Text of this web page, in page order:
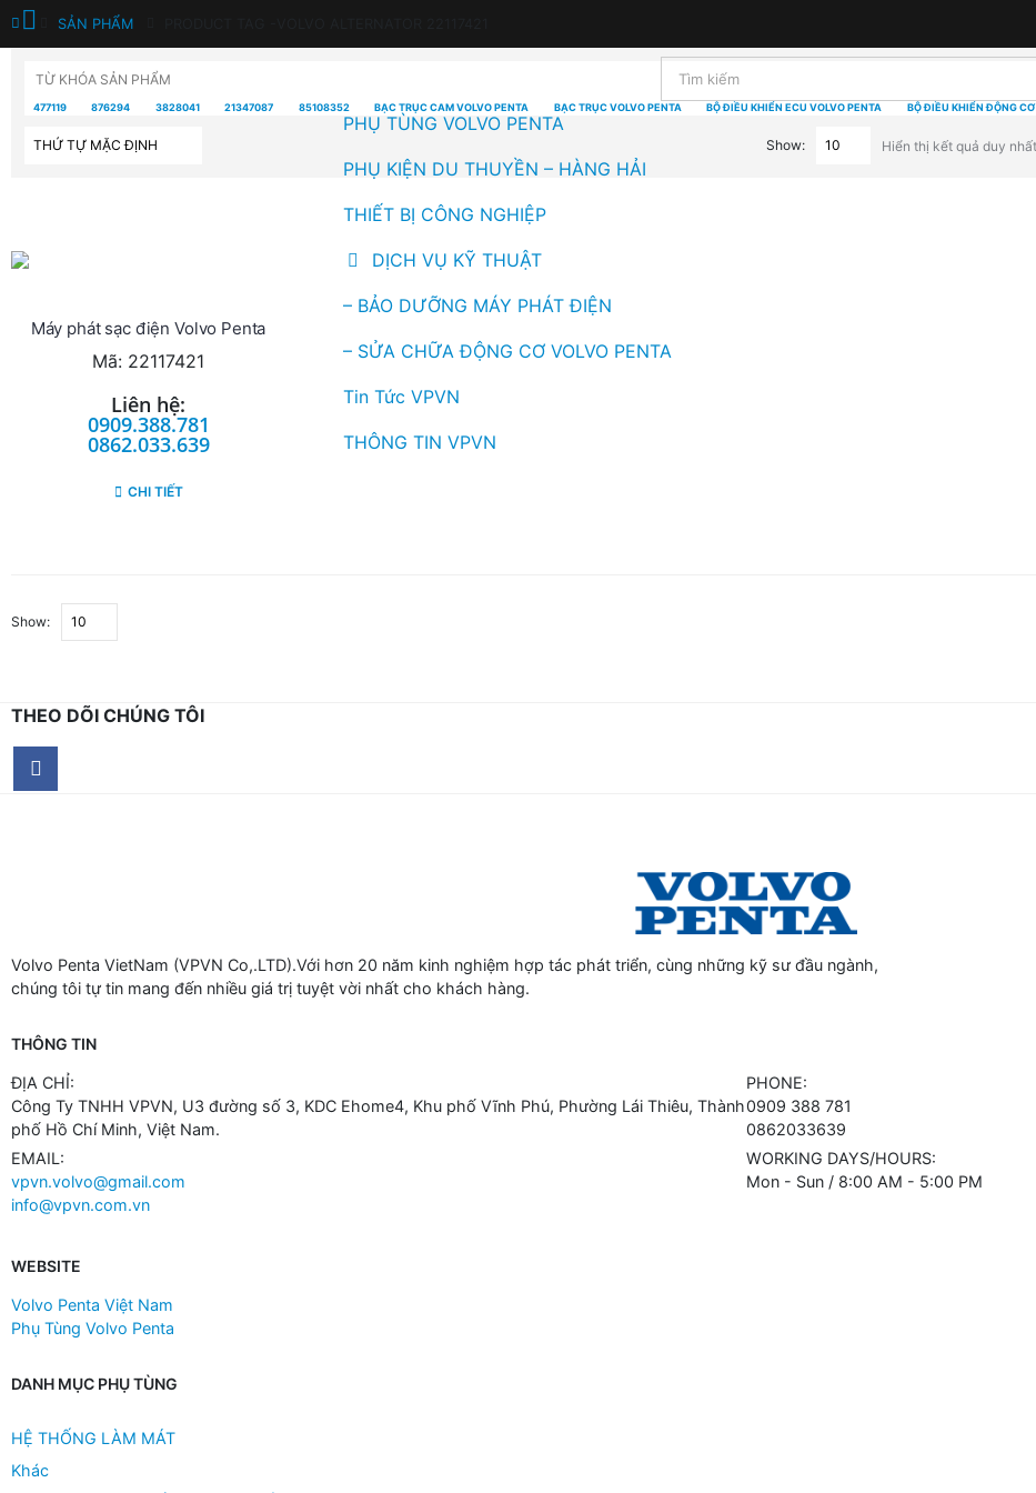
PHỤ TÙNG VOLVO PENTA
PHỤ KIỆN DU THUYỀN – HÀNG HẢI
THIẾT BỊ CÔNG NGHIỆP
DỊCH VỤ KỸ THUẬT
– BẢO DƯỠNG MÁY PHÁT ĐIỆN
– SỬA CHỮA ĐỘNG CƠ VOLVO PENTA
Tin Tức VPVN
THÔNG TIN VPVN
SẢN PHẨM
TỪ KHÓA SẢN PHẨM
477119 876294 3828041 21347087 85108352 BẠC TRỤC CAM VOLVO PENTA BẠC TRỤC VOLVO PENTA BỘ ĐIỀU KHIỂN ECU VOLVO PENTA BỘ ĐIỀU KHIỂN ĐỘNG
Hiển thị kết quả duy nhất
Show:
Máy phát sạc điện Volvo Penta
Mã: 22117421
Liên hệ:
0909.388.781
0862.033.639
CHI TIẾT
Show:
THEO DÕI CHÚNG TÔI
Volvo Penta VietNam (VPVN Co,.LTD).Với hơn 20 năm kinh nghiệm hợp tác phát triển, cùng những kỹ sư đầu ngành,
chúng tôi tự tin mang đến nhiều giá trị tuyệt vời nhất cho khách hàng.
THÔNG TIN
ĐỊA CHỈ:
Công Ty TNHH VPVN, U3 đường số 3, KDC Ehome4, Khu phố Vĩnh Phú, Phường Lái Thiêu, Thành
phố Hồ Chí Minh, Việt Nam.
PHONE:
0909 388 781
0862033639
EMAIL:
vpvn.volvo@gmail.com
info@vpvn.com.vn
WORKING DAYS/HOURS:
Mon - Sun / 8:00 AM - 5:00 PM
WEBSITE
Volvo Penta Việt Nam
Phụ Tùng Volvo Penta
DANH MỤC PHỤ TÙNG
HỆ THỐNG LÀM MÁT
Khác